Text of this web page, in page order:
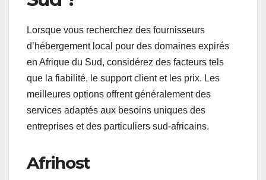
Lorsque vous recherchez des fournisseurs
d’hébergement local pour des domaines expirés
en Afrique du Sud, considérez des facteurs tels
que la fiabilité, le support client et les prix. Les
meilleures options offrent généralement des
services adaptés aux besoins uniques des
entreprises et des particuliers sud-africains.
Afrihost